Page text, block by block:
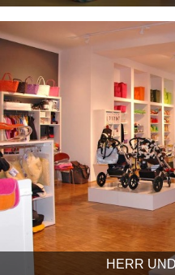
HERR